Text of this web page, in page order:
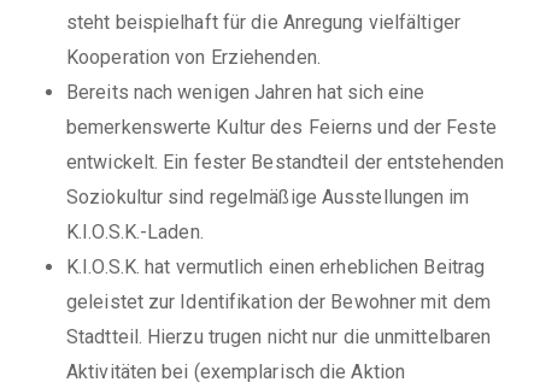
steht beispielhaft für die Anregung vielfältiger
Kooperation von Erziehenden.
Bereits nach wenigen Jahren hat sich eine
bemerkenswerte Kultur des Feierns und der Feste
entwickelt. Ein fester Bestandteil der entstehenden
Soziokultur sind regelmäßige Ausstellungen im
K.I.O.S.K.-Laden.
K.I.O.S.K. hat vermutlich einen erheblichen Beitrag
geleistet zur Identifikation der Bewohner mit dem
Stadtteil. Hierzu trugen nicht nur die unmittelbaren
Aktivitäten bei (exemplarisch die Aktion